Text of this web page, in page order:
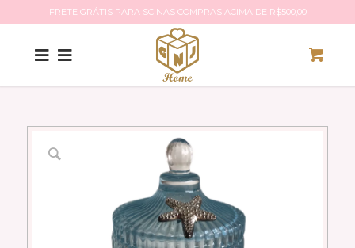
FRETE GRÁTIS PARA SC NAS COMPRAS ACIMA DE R$500,00